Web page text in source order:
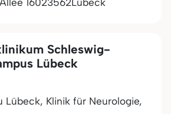
16023562Lübeck
Schleswig-
Lübeck
Lübeck, Klinik für Neurologie,